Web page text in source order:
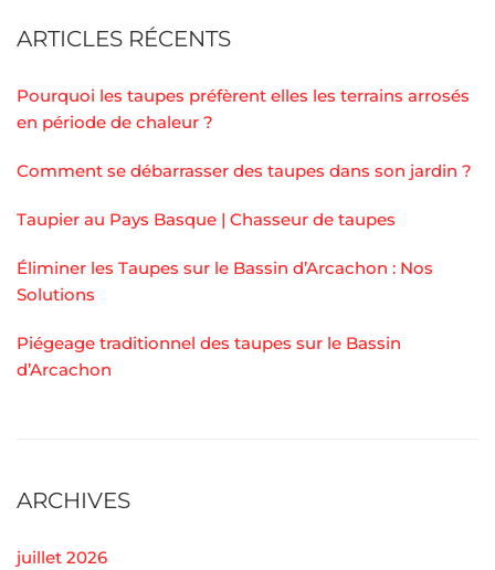
ARTICLES RÉCENTS
Pourquoi les taupes préfèrent elles les terrains arrosés
en période de chaleur ?
Comment se débarrasser des taupes dans son jardin ?
Taupier au Pays Basque | Chasseur de taupes
Éliminer les Taupes sur le Bassin d’Arcachon : Nos
Solutions
Piégeage traditionnel des taupes sur le Bassin
d’Arcachon
ARCHIVES
juillet 2026